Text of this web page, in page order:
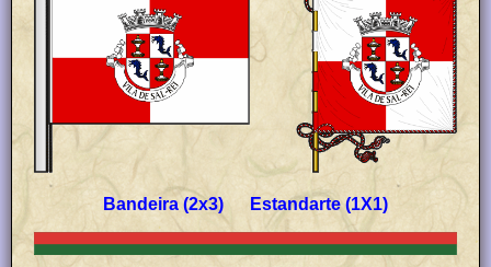
Bandeira (2x3) Estandarte (1X1)